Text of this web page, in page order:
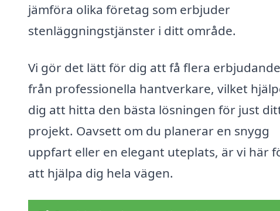
jämföra olika företag som erbjuder
stenläggningstjänster i ditt område.
Vi gör det lätt för dig att få flera
från professionella hantverkare, vilket
dig att hitta den bästa lösningen för just
projekt. Oavsett om du planerar en snygg
uppfart eller en elegant uteplats, är vi här
att hjälpa dig hela vägen.